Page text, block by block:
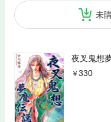
未
夜叉鬼想
330